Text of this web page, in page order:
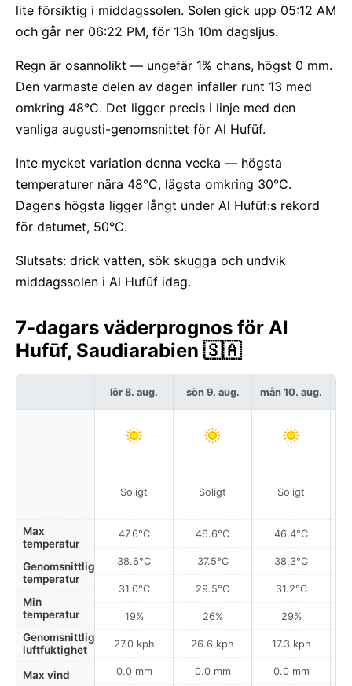
lite försiktig i middagssolen. Solen gick upp 05:12 AM
och går ner 06:22 PM, för 13h 10m dagsljus.
Regn är osannolikt — ungefär 1% chans, högst 0 mm.
Den varmaste delen av dagen infaller runt 13 med
omkring 48°C. Det ligger precis i linje med den
vanliga augusti-genomsnittet för Al Hufūf.
Inte mycket variation denna vecka — högsta
temperaturer nära 48°C, lägsta omkring 30°C.
Dagens högsta ligger långt under Al Hufūf:s rekord
för datumet, 50°C.
Slutsats: drick vatten, sök skugga och undvik
middagssolen i Al Hufūf idag.
7-dagars väderprognos för Al
Hufūf, Saudiarabien 🇸🇦
Max
temperatur
Genomsnittlig
temperatur
Min
temperatur
Genomsnittlig
luftfuktighet
Max vind
lör 8. aug.
Soligt
47.6°C
38.6°C
31.0°C
19%
27.0 kph
0.0 mm
sön 9. aug.
Soligt
46.6°C
37.5°C
29.5°C
26%
26.6 kph
0.0 mm
mån 10. aug.
Soligt
46.4°C
38.3°C
31.2°C
29%
17.3 kph
0.0 mm